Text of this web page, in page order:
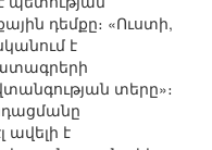
դեմքը։ «Ուստի,
է
տերը»։
ավելի է